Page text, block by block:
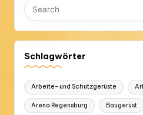
m
b
H
Schlagwörter
Arbeite- und Schutzgerüste
Arena Regensburg Baugerüst